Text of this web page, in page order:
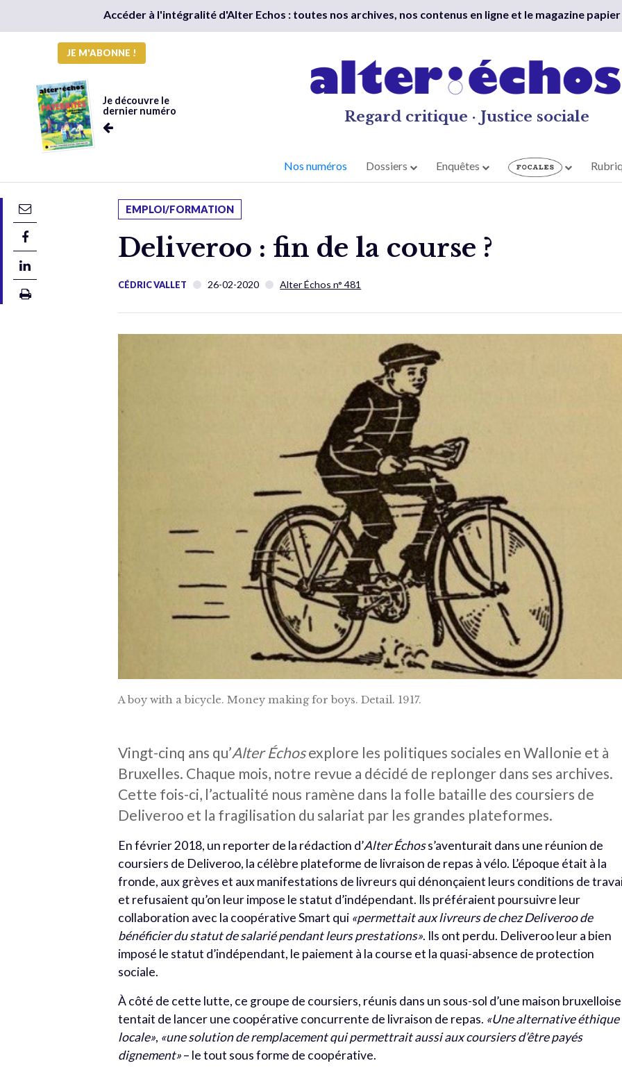
Accéder à l'intégralité d'Alter Echos : toutes nos archives, nos contenus en ligne et le magazine
JE M'ABONNE !
Je découvre le
dernier numéro
Regard critique · Justice sociale
Nos numéros Dossiers Enquêtes
EMPLOI/FORMATION
Deliveroo : fin de la course ?
CÉDRIC VALLET 26-02-2020 Alter Échos n° 481
A boy with a bicycle. Money making for boys. Detail. 1917.
Vingt-cinq ans qu’Alter Échosexplore les politiques sociales en Wallonie et à
Bruxelles. Chaque mois, notre revue a décidé de replonger dans ses archives.
Cette fois-ci, l’actualité nous ramène dans la folle bataille des coursiers de
Deliveroo et la fragilisation du salariat par les grandes plateformes.
En février 2018, un reporter de la rédaction d’Alter Échoss’aventurait dans une réunion de
coursiers de Deliveroo, la célèbre plateforme de livraison de repas à vélo. L’époque était à la
fronde, aux grèves et aux manifestations de livreurs qui dénonçaient leurs conditions de
et refusaient qu’on leur impose le statut d’indépendant. Ils préféraient poursuivre leur
collaboration avec la coopérative Smart qui «permettait aux livreurs de chez Deliveroo de
bénéficier du statut de salarié pendant leurs prestations». Ils ont perdu. Deliveroo leur a bien
imposé le statut d’indépendant, le paiement à la course et la quasi-absence de protection
sociale.
À côté de cette lutte, ce groupe de coursiers, réunis dans un sous-sol d’une maison
tentait de lancer une coopérative concurrente de livraison de repas. «Une alternative éthique
locale», «une solution de remplacement qui permettrait aussi aux coursiers d’être payés
dignement»– le tout sous forme de coopérative.